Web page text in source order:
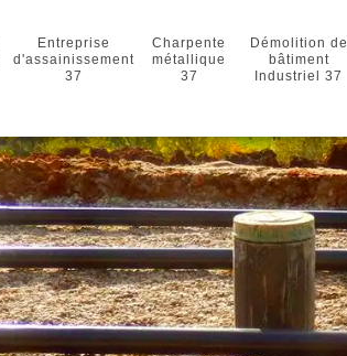
Entreprise
d'assainissement
37
Charpente
métallique
37
Démolition de
bâtiment
Industriel 37